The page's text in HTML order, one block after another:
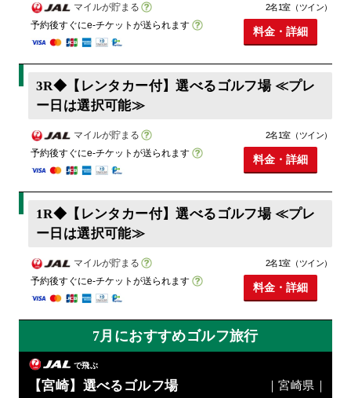
マイルが貯まる
予約後すぐにe-チケットが送られます
2名1室（ツイン）
料金・詳細
3R◆【レンタカー付】選べるゴルフ場 ≪プレ
ー日は選択可能≫
マイルが貯まる
予約後すぐにe-チケットが送られます
2名1室（ツイン）
料金・詳細
1R◆【レンタカー付】選べるゴルフ場 ≪プレ
ー日は選択可能≫
マイルが貯まる
予約後すぐにe-チケットが送られます
2名1室（ツイン）
料金・詳細
7月におすすめゴルフ旅行
で飛ぶ
【宮崎】選べるゴルフ場 ｜宮崎県｜